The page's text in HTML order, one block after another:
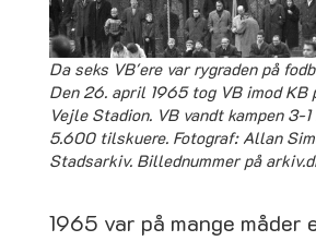
Da seks VB'ere var rygraden på
Den 26. april 1965 tog VB imod KB
Vejle Stadion. VB vandt kampen 3-
5.600 tilskuere. Fotograf: Allan
Stadsarkiv. Billednummer på
1965 var på mange måder